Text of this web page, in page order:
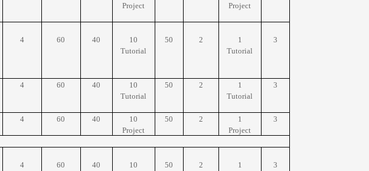
Project
Project
4 60 40
10
Tutorial
50 2
1
Tutorial
3
4 60 40
10
Tutorial
50 2
1
Tutorial
3
4 60 40
10
Project
50 2
1
Project
3
4 60 40
10
50 2
1
3